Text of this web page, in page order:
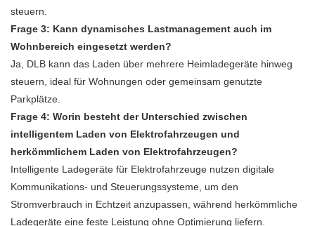
steuern.
Frage 3: Kann dynamisches Lastmanagement auch im
Wohnbereich eingesetzt werden?
Ja, DLB kann das Laden über mehrere Heimladegeräte hinweg
steuern, ideal für Wohnungen oder gemeinsam genutzte
Parkplätze.
Frage 4: Worin besteht der Unterschied zwischen
intelligentem Laden von Elektrofahrzeugen und
herkömmlichem Laden von Elektrofahrzeugen?
Intelligente Ladegeräte für Elektrofahrzeuge nutzen digitale
Kommunikations- und Steuerungssysteme, um den
Stromverbrauch in Echtzeit anzupassen, während herkömmliche
Ladegeräte eine feste Leistung ohne Optimierung liefern.